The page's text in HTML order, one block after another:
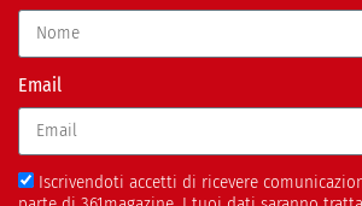
Email
Iscrivendoti accetti di ricevere